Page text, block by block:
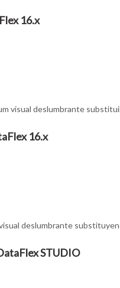
16.x
visual deslumbrante
16.x
deslumbrante
STUDIO